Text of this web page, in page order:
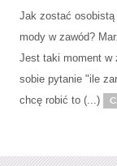
Jak zostać
mody w zawód?
Jest taki moment w
sobie pytanie "ile
chcę robić to (...)